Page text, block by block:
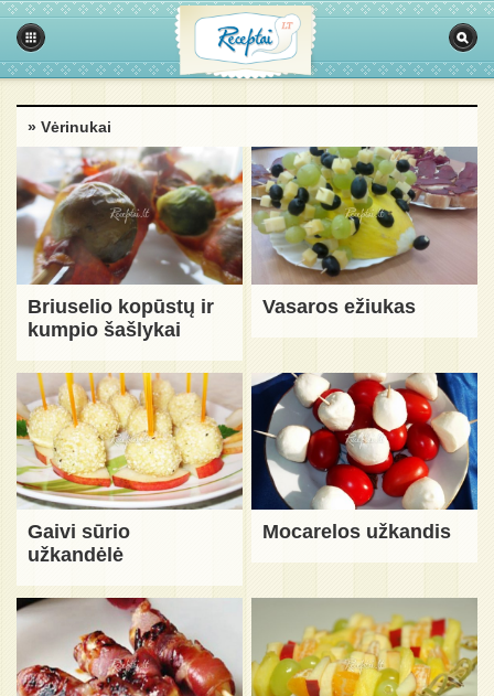
» Vėrinukai
Briuselio kopūstų ir
kumpio šašlykai
Vasaros ežiukas
Gaivi sūrio
užkandėlė
Mocarelos užkandis